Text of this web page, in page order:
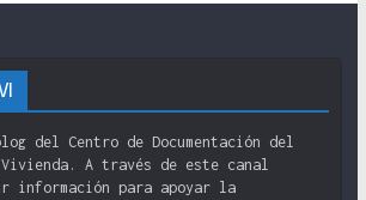
del Centro de Documentación del
A través de este canal
información para apoyar la